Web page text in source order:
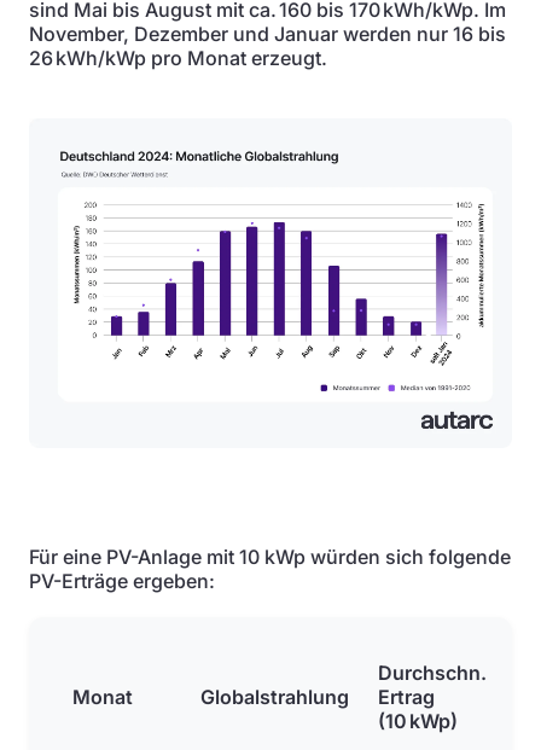
sind Mai bis August mit ca. 160 bis 170 kWh/kWp. Im
November, Dezember und Januar werden nur 16 bis
26 kWh/kWp pro Monat erzeugt.
Für eine PV-Anlage mit 10 kWp würden sich folgende
PV-Erträge ergeben:
Monat Globalstrahlung
Durchschn.
Ertrag
(10 kWp)